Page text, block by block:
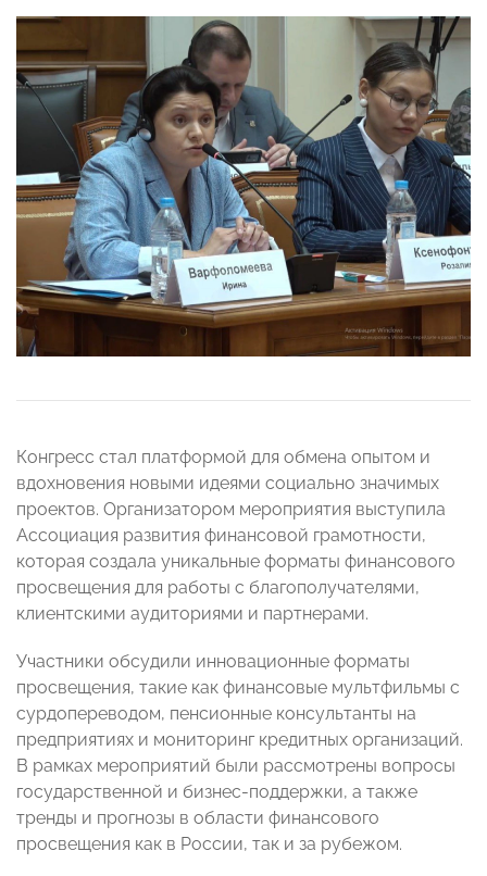
Конгресс стал платформой для обмена опытом и
вдохновения новыми идеями социально значимых
проектов. Организатором мероприятия выступила
Ассоциация развития финансовой грамотности,
которая создала уникальные форматы финансового
просвещения для работы с благополучателями,
клиентскими аудиториями и партнерами.
Участники обсудили инновационные форматы
просвещения, такие как финансовые мультфильмы с
сурдопереводом, пенсионные консультанты на
предприятиях и мониторинг кредитных организаций.
В рамках мероприятий были рассмотрены вопросы
государственной и бизнес-поддержки, а также
тренды и прогнозы в области финансового
просвещения как в России, так и за рубежом.